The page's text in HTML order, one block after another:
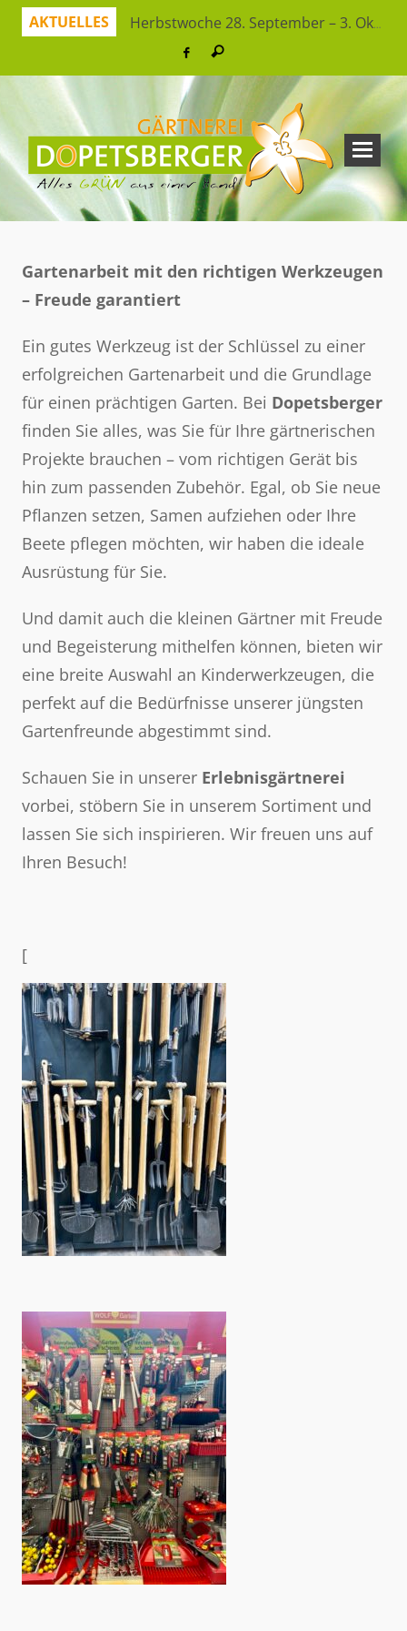
AKTUELLES Herbstwoche 28. September – 3. Oktober
Herbstzeit ist Pflanzzeit!
Jetzt sparen mit unserer App
Hitzeresistente Pflanzen für unsere Gärten
Virtueller Rundgang in der Erlebnisgärtnerei
So bleibt Ihr grünes Paradies gesund und schön
Workshop Herbststrauß
Gartenarbeit mit den richtigen Werkzeugen
– Freude garantiert
Ein gutes Werkzeug ist der Schlüssel zu einer
erfolgreichen Gartenarbeit und die Grundlage
für einen prächtigen Garten. Bei Dopetsberger
finden Sie alles, was Sie für Ihre gärtnerischen
Projekte brauchen – vom richtigen Gerät bis
hin zum passenden Zubehör. Egal, ob Sie neue
Pflanzen setzen, Samen aufziehen oder Ihre
Beete pflegen möchten, wir haben die ideale
Ausrüstung für Sie.
Und damit auch die kleinen Gärtner mit Freude
und Begeisterung mithelfen können, bieten wir
eine breite Auswahl an Kinderwerkzeugen, die
perfekt auf die Bedürfnisse unserer jüngsten
Gartenfreunde abgestimmt sind.
Schauen Sie in unserer Erlebnisgärtnerei
vorbei, stöbern Sie in unserem Sortiment und
lassen Sie sich inspirieren. Wir freuen uns auf
Ihren Besuch!
[